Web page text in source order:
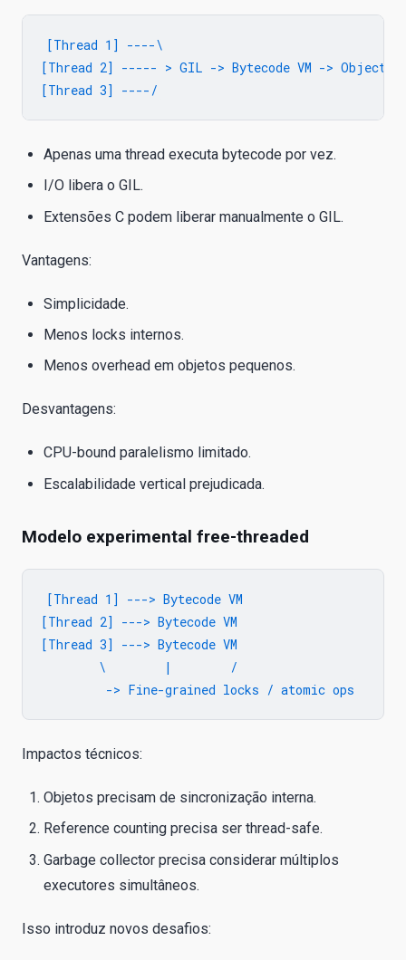
[Thread 1] ----\
[Thread 2] ----- > GIL -> Bytecode VM -> Objects -
Apenas uma thread executa bytecode por vez.
I/O libera o GIL.
Extensões C podem liberar manualmente o GIL.
Vantagens:
Simplicidade.
Menos locks internos.
Menos overhead em objetos pequenos.
Desvantagens:
CPU-bound paralelismo limitado.
Escalabilidade vertical prejudicada.
Modelo experimental free-threaded
[Thread 1] ---> Bytecode VM
[Thread 2] ---> Bytecode VM
[Thread 3] ---> Bytecode VM
        \        |        /
Impactos técnicos:
Objetos precisam de sincronização interna.
Reference counting precisa ser thread-safe.
Garbage collector precisa considerar múltiplos
executores simultâneos.
Isso introduz novos desafios: